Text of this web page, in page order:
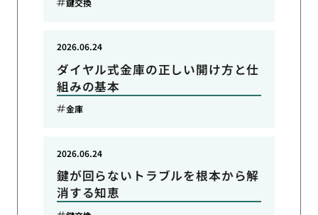
ダイヤル式金庫の正しい開け方と仕
組みの基本
2026.06.24
金庫
鍵が回らないトラブルを根本から解
消する知恵
2026.06.24